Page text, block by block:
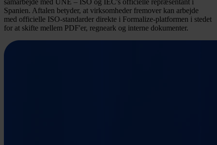
Spanien. Aftalen betyder, at virksomheder fremover kan arbejde
med officielle ISO-standarder direkte i Formalize-platformen i stedet
for at skifte mellem PDF'er, regneark og interne dokumenter.